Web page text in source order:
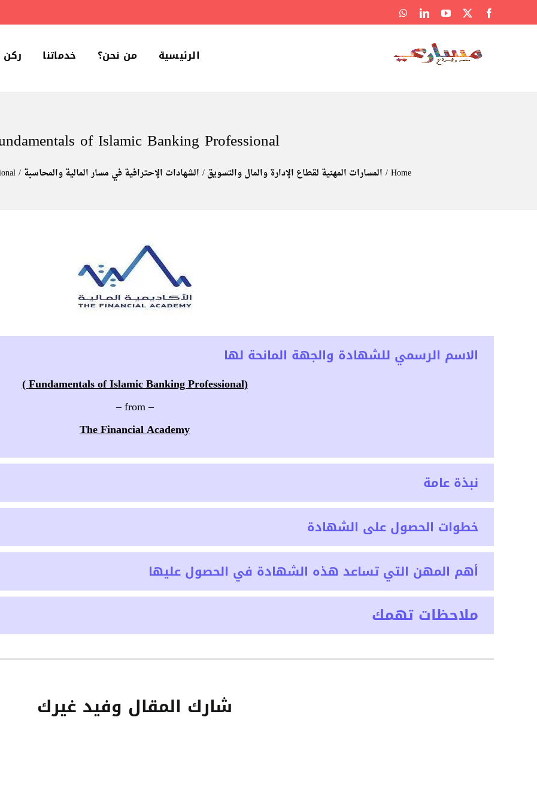
Facebook
X
YouTube
LinkedIn
WhatsApp
الرئيسية من نحن؟ خدماتنا ركن
of Islamic Banking Professional
Home المسارات المهنية لقطاع الإدارة والمال والتسويق الشهادات الإحترافية في مسار المالية والمحاسبة
الاسم الرسمي للشهادة والجهة المانحة لها
(Fundamentals of Islamic Banking Professional )
– from –
The Financial Academy
نبذة عامة
خطوات الحصول على الشهادة
أهم المهن التي تساعد هذه الشهادة في الحصول عليها
ملاحظات تهمك
شارك المقال وفيد غيرك